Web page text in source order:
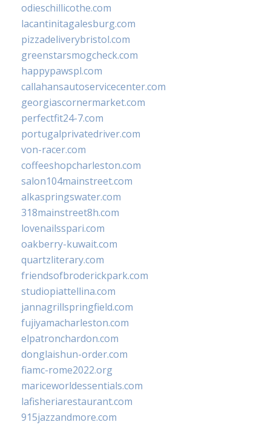
odieschillicothe.com
lacantinitagalesburg.com
pizzadeliverybristol.com
greenstarsmogcheck.com
happypawspl.com
callahansautoservicecenter.com
georgiascornermarket.com
perfectfit24-7.com
portugalprivatedriver.com
von-racer.com
coffeeshopcharleston.com
salon104mainstreet.com
alkaspringswater.com
318mainstreet8h.com
lovenailsspari.com
oakberry-kuwait.com
quartzliterary.com
friendsofbroderickpark.com
studiopiattellina.com
jannagrillspringfield.com
fujiyamacharleston.com
elpatronchardon.com
donglaishun-order.com
fiamc-rome2022.org
mariceworldessentials.com
lafisheriarestaurant.com
915jazzandmore.com